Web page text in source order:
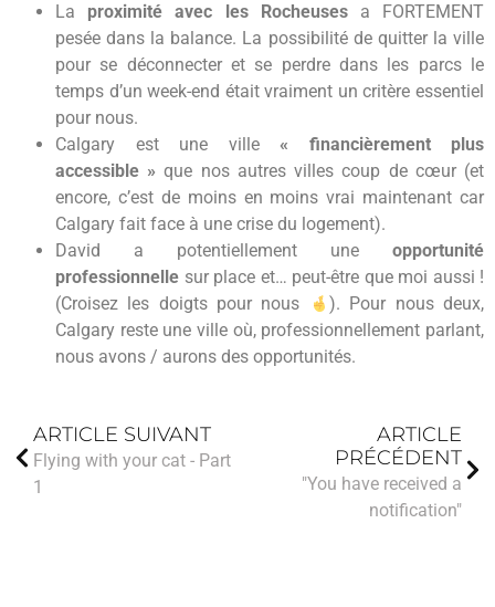
La proximité avec les Rocheusesa FORTEMENT
pesée dans la balance. La possibilité de quitter la ville
pour se déconnecter et se perdre dans les parcs le
temps d’un week-end était vraiment un critère essentiel
pour nous.
Calgary est une ville « financièrement plus
accessible » que nos autres villes coup de cœur (et
encore, c’est de moins en moins vrai maintenant car
Calgary fait face à une crise du logement).
David a potentiellement une opportunité
professionnelle sur place et… peut-être que moi aussi !
(Croisez les doigts pour nous
). Pour nous deux,
Calgary reste une ville où, professionnellement parlant,
nous avons / aurons des opportunités.
ARTICLE SUIVANT
Flying with your cat - Part
1
ARTICLE
PRÉCÉDENT
"You have received a
notification"